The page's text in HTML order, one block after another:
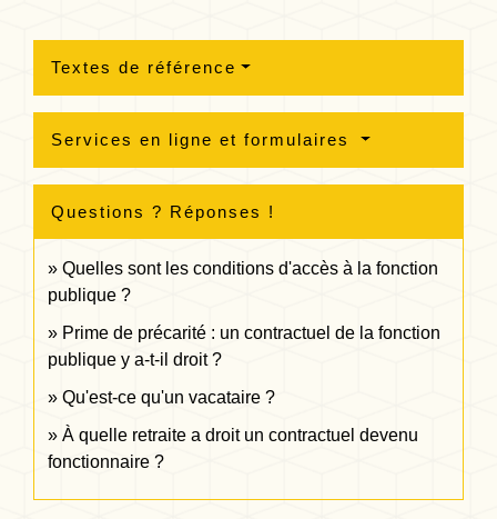
Textes de référence
Services en ligne et formulaires
Questions ? Réponses !
Quelles sont les conditions d'accès à la fonction
publique ?
Prime de précarité : un contractuel de la fonction
publique y a-t-il droit ?
Qu'est-ce qu'un vacataire ?
À quelle retraite a droit un contractuel devenu
fonctionnaire ?